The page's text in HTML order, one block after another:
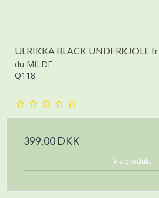
ULRIKKA BLACK UNDERKJOLE
du MILDE
Q118
399,00 DKK
Vis produkt